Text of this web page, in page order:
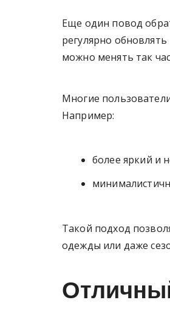
Еще один повод
регулярно
можно менять так
Многие
Например:
более яркий и
Такой подход
одежды или даже